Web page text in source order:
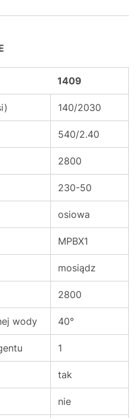
1409
140/2030
540/2.40
2800
230-50
osiowa
MPBX1
mosiądz
2800
wody 40°
1
tak
nie